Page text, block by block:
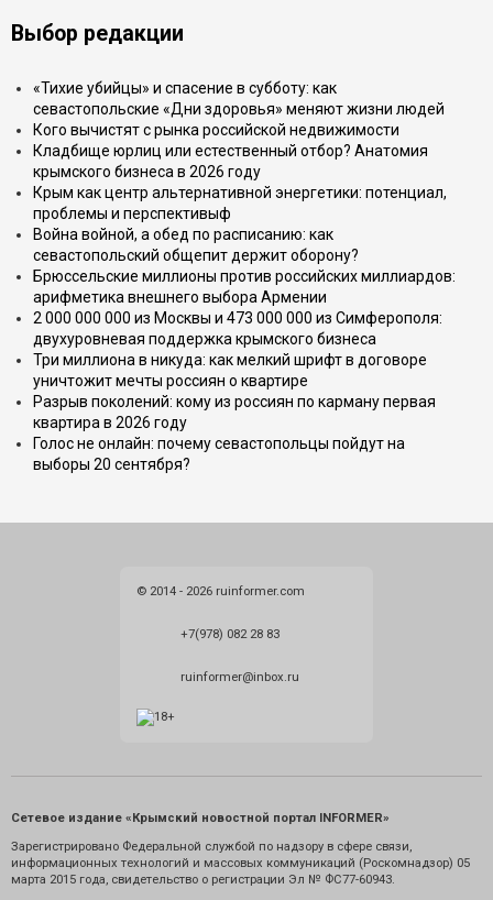
Выбор редакции
«Тихие убийцы» и спасение в субботу: как
севастопольские «Дни здоровья» меняют жизни людей
Кого вычистят с рынка российской недвижимости
Кладбище юрлиц или естественный отбор? Анатомия
крымского бизнеса в 2026 году
Крым как центр альтернативной энергетики: потенциал,
проблемы и перспективыф
Война войной, а обед по расписанию: как
севастопольский общепит держит оборону?
Брюссельские миллионы против российских миллиардов:
арифметика внешнего выбора Армении
2 000 000 000 из Москвы и 473 000 000 из Симферополя:
двухуровневая поддержка крымского бизнеса
Три миллиона в никуда: как мелкий шрифт в договоре
уничтожит мечты россиян о квартире
Разрыв поколений: кому из россиян по карману первая
квартира в 2026 году
Голос не онлайн: почему севастопольцы пойдут на
выборы 20 сентября?
© 2014 - 2026 ruinformer.com
+7(978) 082 28 83
ruinformer@inbox.ru
Сетевое издание «Крымский новостной портал INFORMER»
Зарегистрировано Федеральной службой по надзору в сфере связи,
информационных технологий и массовых коммуникаций (Роскомнадзор) 05
марта 2015 года, свидетельство о регистрации Эл № ФС77-60943.